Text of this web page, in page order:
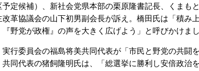
予定候補）、新社会党県本部の栗原隆書記長、くまも
革協議会の山下初男副会長が訴え。橋田氏は「積み
『野党が政権』の声を大きく広げよう」と呼びかけまし
行委員会の福島将美共同代表が「市民と野党の共闘
共同代表の猪飼隆明氏は、「総選挙に勝利し安倍政治